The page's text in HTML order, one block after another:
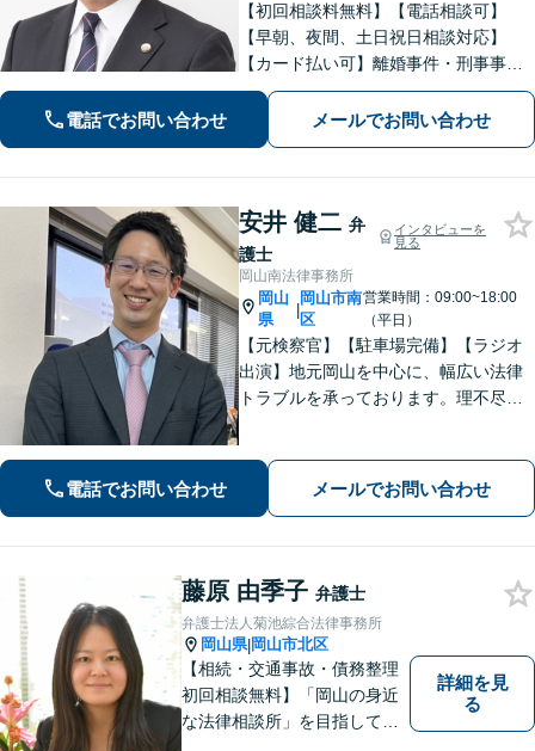
【初回相談料無料】【電話相談可】
【早朝、夜間、土日祝日相談対応】
【カード払い可】離婚事件・刑事事
件・交通事故の専門弁護士があなたの
お悩みを解決いたします。一人で悩ま
ずに新たな一歩をわたしたちと。
電話でお問い合わせ メールでお問い合わせ
安井 健二 弁
護士
インタビューを
見る
岡山南法律事務所
岡山
県
|
岡山市南
区
営業時間：09:00~18:00
（平日）
【元検察官】【駐車場完備】【ラジオ
出演】地元岡山を中心に、幅広い法律
トラブルを承っております。理不尽な
ートいたします。お困りの方はお早め
にご相談ください【WEB面談｜夜間面
電話でお問い合わせ メールでお問い合わせ
藤原 由季子 弁護士
弁護士法人菊池綜合法律事務所
岡山県|岡山市北区
【相続・交通事故・債務整理
初回相談無料】「岡山の身近
な法律相談所」を目指してい
詳細を見
る